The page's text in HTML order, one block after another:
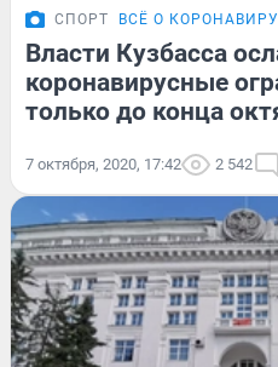
СПОРТ ВСЁ О
Власти Кузбасса
коронавирусные
только до конца
7 октября, 2020, 17:42 2 542